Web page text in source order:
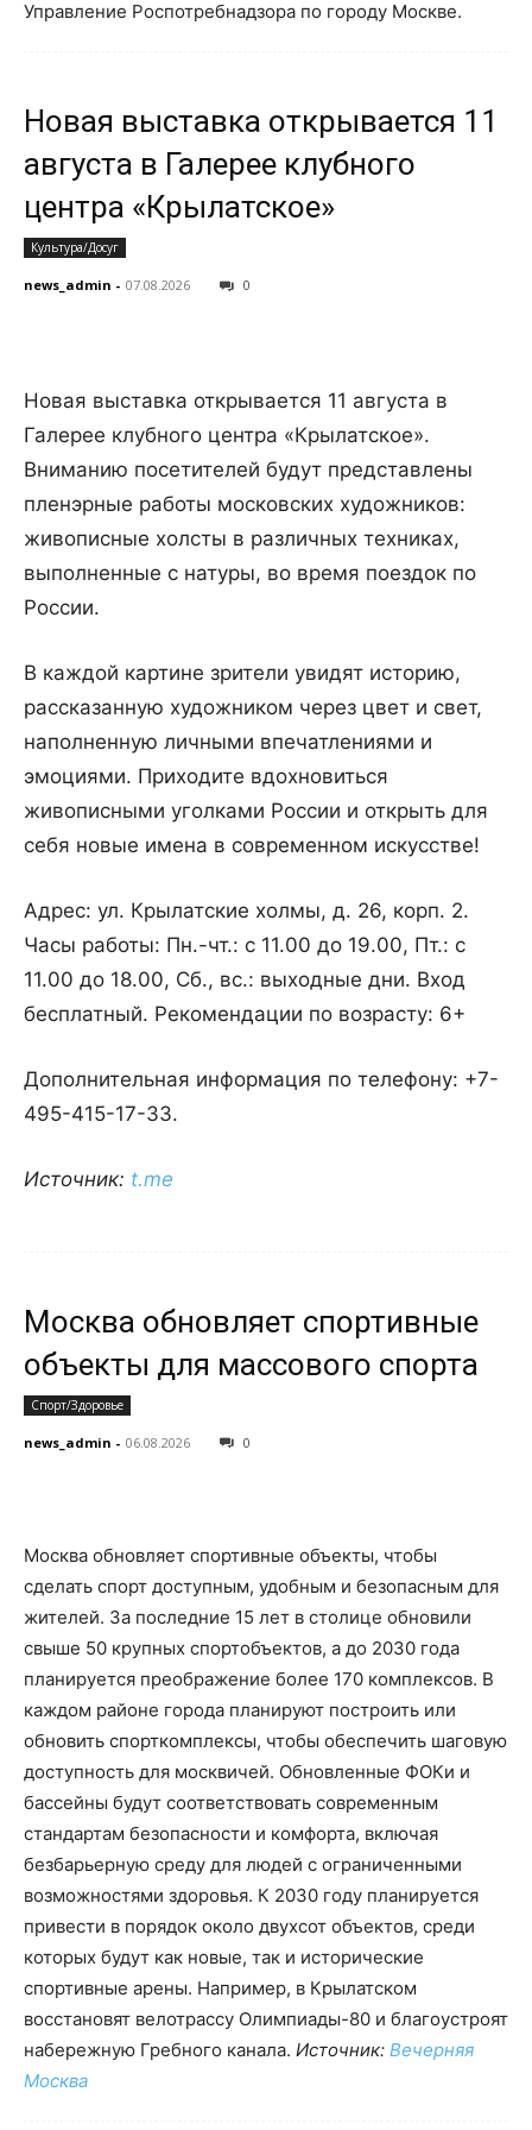
Управление Роспотребнадзора по городу Москве.
Новая выставка открывается 11
августа в Галерее клубного
центра «Крылатское»
Культура/Досуг
news_admin - 07.08.2026 0
Новая выставка открывается 11 августа в
Галерее клубного центра «Крылатское».
Вниманию посетителей будут представлены
пленэрные работы московских художников:
живописные холсты в различных техниках,
выполненные с натуры, во время поездок по
России.
В каждой картине зрители увидят историю,
рассказанную художником через цвет и свет,
наполненную личными впечатлениями и
эмоциями. Приходите вдохновиться
живописными уголками России и открыть для
себя новые имена в современном искусстве!
Адрес: ул. Крылатские холмы, д. 26, корп. 2.
Часы работы: Пн.-чт.: с 11.00 до 19.00, Пт.: с
11.00 до 18.00, Сб., вс.: выходные дни. Вход
бесплатный. Рекомендации по возрасту: 6+
Дополнительная информация по телефону: +7-
495-415-17-33.
Источник: t.me
Москва обновляет спортивные
объекты для массового спорта
Спорт/Здоровье
news_admin - 06.08.2026 0
Москва обновляет спортивные объекты, чтобы
сделать спорт доступным, удобным и безопасным для
жителей. За последние 15 лет в столице обновили
свыше 50 крупных спортобъектов, а до 2030 года
планируется преображение более 170 комплексов. В
каждом районе города планируют построить или
обновить спорткомплексы, чтобы обеспечить шаговую
доступность для москвичей. Обновленные ФОКи и
бассейны будут соответствовать современным
стандартам безопасности и комфорта, включая
безбарьерную среду для людей с ограниченными
возможностями здоровья. К 2030 году планируется
привести в порядок около двухсот объектов, среди
которых будут как новые, так и исторические
спортивные арены. Например, в Крылатском
восстановят велотрассу Олимпиады-80 и благоустроят
набережную Гребного канала. Источник: Вечерняя
Москва